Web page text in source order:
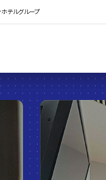
テルグループ